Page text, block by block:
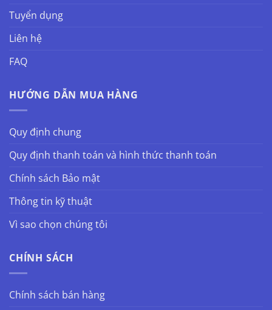
Tuyển dụng
Liên hệ
FAQ
HƯỚNG DẪN MUA HÀNG
Quy định chung
Quy định thanh toán và hình thức thanh toán
Chính sách Bảo mật
Thông tin kỹ thuật
Vì sao chọn chúng tôi
CHÍNH SÁCH
Chính sách bán hàng